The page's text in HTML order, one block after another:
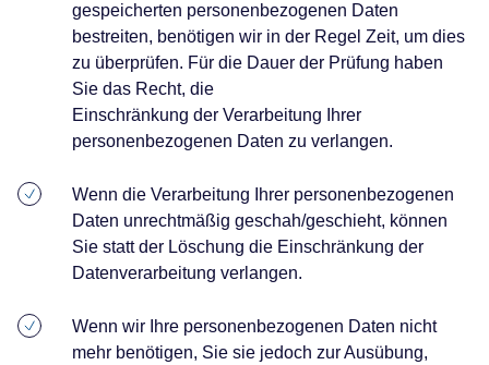
gespeicherten personenbezogenen Daten
bestreiten, benötigen wir in der Regel Zeit, um dies
zu überprüfen. Für die Dauer der Prüfung haben
Sie das Recht, die
Einschränkung der Verarbeitung Ihrer
personenbezogenen Daten zu verlangen.
Wenn die Verarbeitung Ihrer personenbezogenen
Daten unrechtmäßig geschah/geschieht, können
Sie statt der Löschung die Einschränkung der
Datenverarbeitung verlangen.
Wenn wir Ihre personenbezogenen Daten nicht
mehr benötigen, Sie sie jedoch zur Ausübung,